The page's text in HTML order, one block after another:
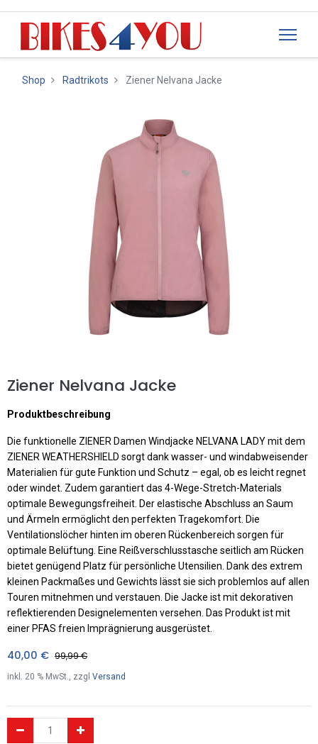
Shop Radtrikots Ziener Nelvana Jacke
Ziener Nelvana Jacke
Produktbeschreibung
Die funktionelle ZIENER Damen Windjacke NELVANA LADY mit dem
ZIENER WEATHERSHIELD sorgt dank wasser- und windabweisender
Materialien für gute Funktion und Schutz – egal, ob es leicht regnet
oder windet. Zudem garantiert das 4-Wege-Stretch-Materials
optimale Bewegungsfreiheit. Der elastische Abschluss an Saum
und Ärmeln ermöglicht den perfekten Tragekomfort. Die
Ventilationslöcher hinten im oberen Rückenbereich sorgen für
optimale Belüftung. Eine Reißverschlusstasche seitlich am Rücken
bietet genügend Platz für persönliche Utensilien. Dank des extrem
kleinen Packmaßes und Gewichts lässt sie sich problemlos auf allen
Touren mitnehmen und verstauen. Die Jacke ist mit dekorativen
reflektierenden Designelementen versehen. Das Produkt ist mit
einer PFAS freien Imprägnierung ausgerüstet.
40,00 € 99,99€
inkl. 20 % MwSt., zzgl Versand